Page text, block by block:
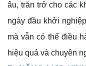
âu, trăn trở cho các
ngày đầu khởi
mà vẫn có thể điều
hiệu quả và chuyên